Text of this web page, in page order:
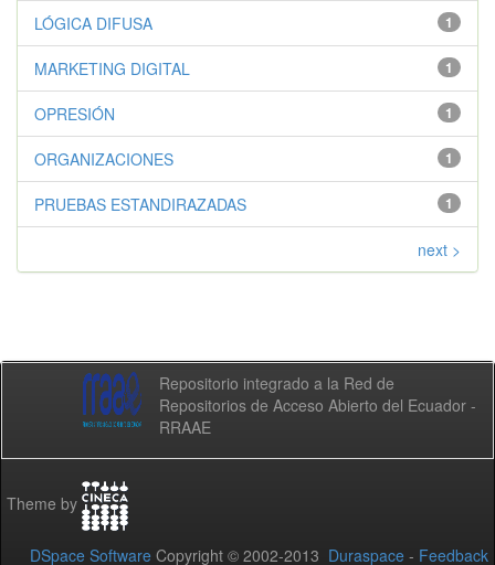
1
LÓGICA DIFUSA
1
MARKETING DIGITAL
1
OPRESIÓN
1
ORGANIZACIONES
1
PRUEBAS ESTANDIRAZADAS
next >
Repositorio integrado a la Red de
Repositorios de Acceso Abierto del Ecuador -
RRAAE
Theme by
DSpace Software Copyright © 2002-2013 Duraspace - Feedback